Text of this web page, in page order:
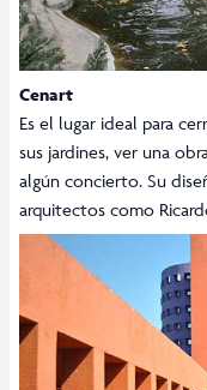
Cenart
Es el lugar ideal para
sus jardines, ver una
algún concierto. Su
arquitectos como